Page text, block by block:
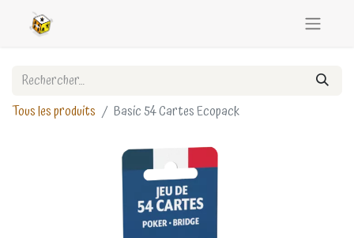
Tous les produits Basic 54 Cartes Ecopack